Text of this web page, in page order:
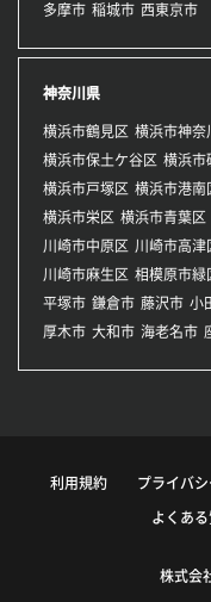
多摩市 稲城市 西東京市
神奈川県
横浜市鶴見区 横浜市神奈
横浜市保土ケ谷区 横浜市
横浜市戸塚区 横浜市港南
横浜市栄区 横浜市青葉区
川崎市中原区 川崎市高津
川崎市麻生区 相模原市緑
平塚市 鎌倉市 藤沢市 小
厚木市 大和市 海老名市
利用規約 プライバ
よくある
株式会